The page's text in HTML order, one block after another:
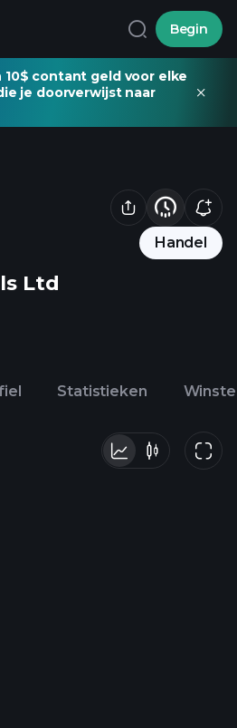
Begin
10$ contant geld voor elke
je doorverwijst naar
Handel
Ltd
Statistieken